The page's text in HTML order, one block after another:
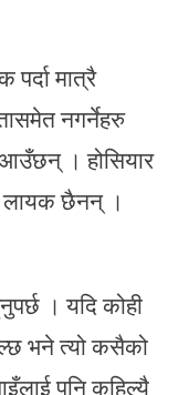
मात्रै
नगर्नेहरु
। होसियार
लायक छैनन् ।
। यदि कोही
भने त्यो कसैको
पनि कहिल्यै